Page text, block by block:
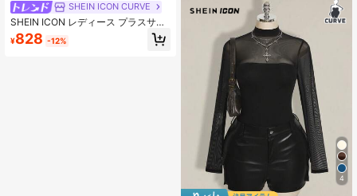
SHEIN ICON CURVE
SHEIN ICON レディース プラスサイ
ズ セクシー シアーメッシュ ボディ
スーツ
¥828 -12%
4